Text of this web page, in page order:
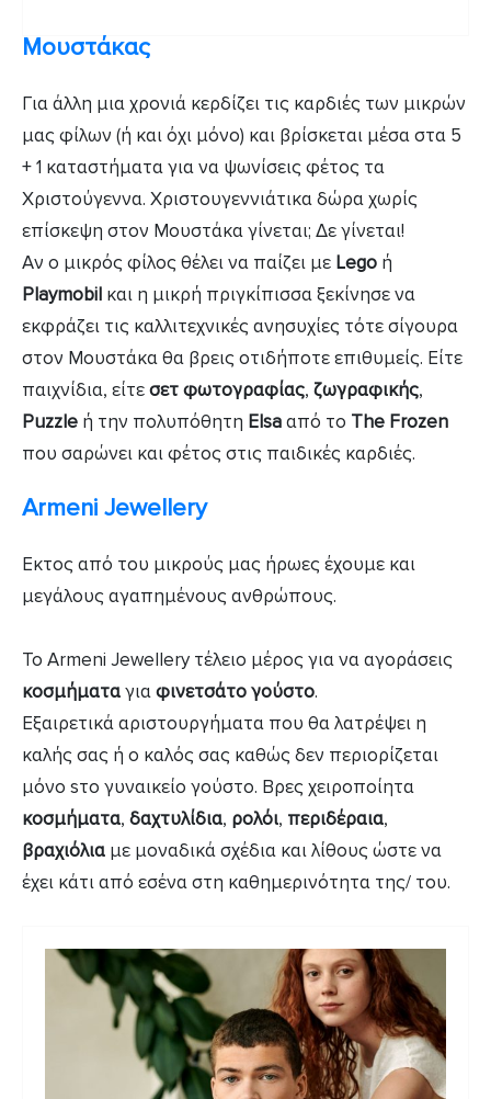
Moυστάκας
Για άλλη μια χρονιά κερδίζει τις καρδιές των μικρών
μας φίλων (ή και όχι μόνο) και βρίσκεται μέσα στα 5
+ 1 καταστήματα για να ψωνίσεις φέτος τα
Χριστούγεννα. Χριστουγεννιάτικα δώρα χωρίς
επίσκεψη στον Μουστάκα γίνεται; Δε γίνεται!
Αν ο μικρός φίλος θέλει να παίζει με Lego ή
Playmobil και η μικρή πριγκίπισσα ξεκίνησε να
εκφράζει τις καλλιτεχνικές ανησυχίες τότε σίγουρα
στον Μουστάκα θα βρεις οτιδήποτε επιθυμείς. Είτε
παιχνίδια, είτεσετ φωτογραφίας, ζωγραφικής,
Puzzle ή την πολυπόθητη Elsaαπό το The Frozen
που σαρώνει και φέτος στις παιδικές καρδιές.
Armeni Jewellery
Eκτος από του μικρούς μας ήρωες έχουμε και
μεγάλους αγαπημένους ανθρώπους.
Το Armeni Jewellery τέλειο μέρος για να αγοράσεις
κοσμήματαγιαφινετσάτο γούστο.
Εξαιρετικά αριστουργήματα που θα λατρέψει η
καλής σας ή ο καλός σας καθώς δεν περιορίζεται
μόνο sτο γυναικείο γούστο. Βρες χειροποίητα
κοσμήματα, δαχτυλίδια, ρολόι, περιδέραια,
βραχιόλια με μοναδικά σχέδια και λίθους ώστε να
έχει κάτι από εσένα στη καθημερινότητα της/ του.